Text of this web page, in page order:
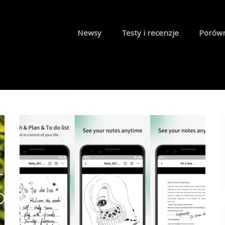
Newsy Testy i recenzje